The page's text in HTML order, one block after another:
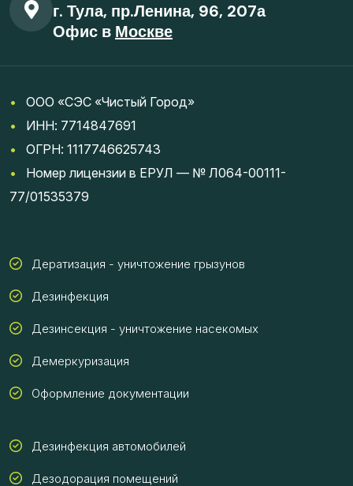
г. Тула, пр.Ленина, 96, 207а
Офис в Москве
• ООО «СЭС «Чистый Город»
•
ИНН: 7714847691
• ОГРН: 1117746625743
• Номер лицензии в ЕРУЛ — № Л064-00111-
77/01535379
Дератизация - уничтожение грызунов
Дезинфекция
Дезинсекция - уничтожение насекомых
Демеркуризация
Оформление документации
Дезинфекция автомобилей
Дезодорация помещений